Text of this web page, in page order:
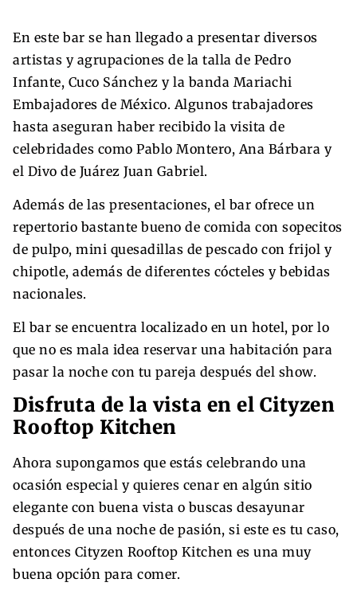
En este bar se han llegado a presentar diversos
artistas y agrupaciones de la talla de Pedro
Infante, Cuco Sánchez y la banda Mariachi
Embajadores de México. Algunos trabajadores
hasta aseguran haber recibido la visita de
celebridades como Pablo Montero, Ana Bárbara y
el Divo de Juárez Juan Gabriel.
Además de las presentaciones, el bar ofrece un
repertorio bastante bueno de comida con sopecitos
de pulpo, mini quesadillas de pescado con frijol y
chipotle, además de diferentes cócteles y bebidas
nacionales.
El bar se encuentra localizado en un hotel, por lo
que no es mala idea reservar una habitación para
pasar la noche con tu pareja después del show.
Disfruta de la vista en el Cityzen
Rooftop Kitchen
Ahora supongamos que estás celebrando una
ocasión especial y quieres cenar en algún sitio
elegante con buena vista o buscas desayunar
después de una noche de pasión, si este es tu caso,
entonces Cityzen Rooftop Kitchen es una muy
buena opción para comer.